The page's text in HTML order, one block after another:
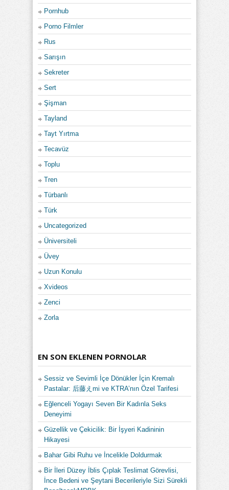
Pornhub
Porno Filmler
Rus
Sarışın
Sekreter
Sert
Şişman
Tayland
Tayt Yırtma
Tecavüz
Toplu
Tren
Türbanlı
Türk
Uncategorized
Üniversiteli
Üvey
Uzun Konulu
Xvideos
Zenci
Zorla
EN SON EKLENEN PORNOLAR
Sessiz ve Sevimli İçe Dönükler İçin Kremalı
Pastalar: 后藤えmi ve KTRA’nın Özel Tarifesi
Eğlenceli Yogayı Seven Bir Kadınla Seks
Deneyimi
Güzellik ve Çekicilik: Bir İşyeri Kadininin
Hikayesi
Bahar Gibi Ruhu ve İncelikle Doldurmak
Bir İleri Düzey İblis Çıplak Teslimat Görevlisi,
İnce Bedeni ve Şeytani Becerileriyle Sizi Sürekli